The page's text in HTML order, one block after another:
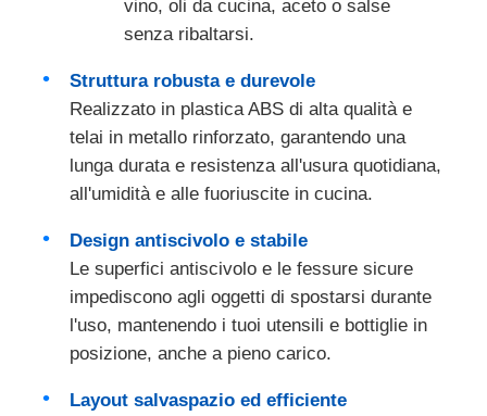
Soluzione per la conservazione in cucina
Organizzazione dell'armadio
Staffa per pensile
Fabbricazione di apparecchiature per lamine
accessori per armadi
vino, oli da cucina, aceto o salse
senza ribaltarsi.
Struttura robusta e durevole
Realizzato in plastica ABS di alta qualità e
telai in metallo rinforzato, garantendo una
lunga durata e resistenza all'usura quotidiana,
all'umidità e alle fuoriuscite in cucina.
Design antiscivolo e stabile
Le superfici antiscivolo e le fessure sicure
impediscono agli oggetti di spostarsi durante
l'uso, mantenendo i tuoi utensili e bottiglie in
posizione, anche a pieno carico.
Layout salvaspazio ed efficiente